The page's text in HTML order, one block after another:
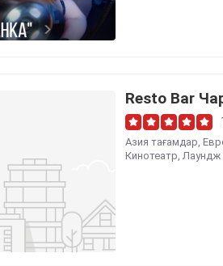
Resto Bar
Азия тағамдар,
Кинотеатр, Лаундж